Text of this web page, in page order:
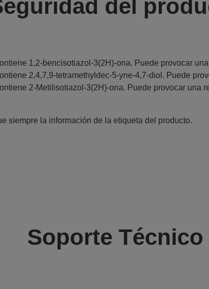
del
1,2-bencisotiazol-3(2H)-ona. Puede provocar
2,4,7,9-tetramethyldec-5-yne-4,7-diol. Puede
2-Metilisotiazol-3(2H)-ona. Puede provocar una
siempre la información de la etiqueta del producto.
Soporte Técnico